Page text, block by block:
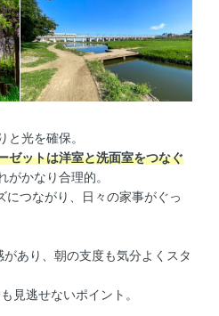
光を確保。
ゼットは洋室と洗面室をつなぐ
がかなり合理的。
つながり、日々の家事がぐっ
があり、朝の支度も気分よくスタ
見逃せないポイント。